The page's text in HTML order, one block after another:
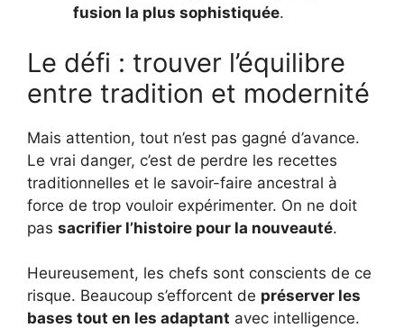
fusion la plus sophistiquée.
Le défi : trouver l’équilibre
entre tradition et modernité
Mais attention, tout n’est pas gagné d’avance.
Le vrai danger, c’est de perdre les recettes
traditionnelles et le savoir-faire ancestral à
force de trop vouloir expérimenter. On ne doit
pas sacrifier l’histoire pour la nouveauté.
Heureusement, les chefs sont conscients de ce
risque. Beaucoup s’efforcent de préserver les
bases tout en les adaptant avec intelligence.